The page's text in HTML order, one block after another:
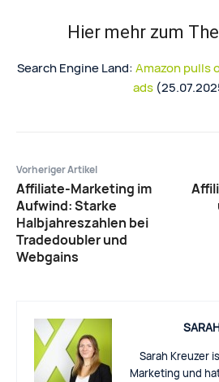
Hier mehr zum
Search Engine Land:Amazon pulls
ads
Vorheriger Artikel
Affiliate-Marketing im
Aufwind: Starke
Halbjahreszahlen bei
Tradedoubler und
Webgains
Sarah Kreuzer
Marketing und